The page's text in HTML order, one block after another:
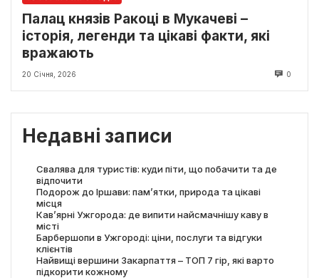
Палац князів Ракоці в Мукачеві –
історія, легенди та цікаві факти, які
вражають
20 Січня, 2026 0
Недавні записи
Свалява для туристів: куди піти, що побачити та де
відпочити
Подорож до Іршави: пам’ятки, природа та цікаві
місця
Кав’ярні Ужгорода: де випити найсмачнішу каву в
місті
Барбершопи в Ужгороді: ціни, послуги та відгуки
клієнтів
Найвищі вершини Закарпаття – ТОП 7 гір, які варто
підкорити кожному